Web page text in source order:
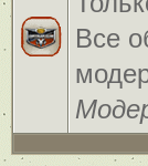
Все